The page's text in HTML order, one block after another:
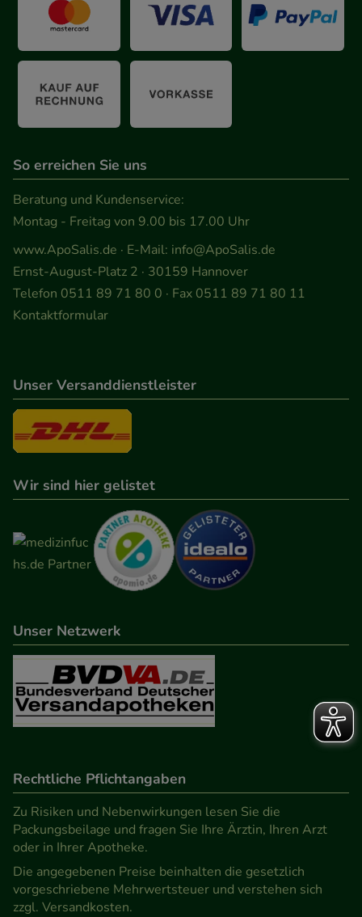
So erreichen Sie uns
Beratung und Kundenservice:
Montag - Freitag von 9.00 bis 17.00 Uhr
www.ApoSalis.de · E-Mail: info@ApoSalis.de
Ernst-August-Platz 2 · 30159 Hannover
Telefon 0511 89 71 80 0 · Fax 0511 89 71 80 11
Kontaktformular
Unser Versanddienstleister
Wir sind hier gelistet
Unser Netzwerk
Rechtliche Pflichtangaben
Zu Risiken und Nebenwirkungen lesen Sie die
Packungsbeilage und fragen Sie Ihre Ärztin, Ihren Arzt
oder in Ihrer Apotheke.
Die angegebenen Preise beinhalten die gesetzlich
vorgeschriebene Mehrwertsteuer und verstehen sich
zzgl. Versandkosten.